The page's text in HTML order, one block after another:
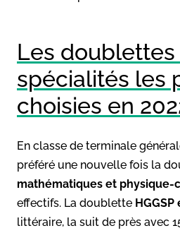
Les doublettes
spécialités les
choisies en
En classe de terminale
préféré une nouvelle fois la
mathématiques et physique-
effectifs. La doublette HGGSP
littéraire, la suit de près avec